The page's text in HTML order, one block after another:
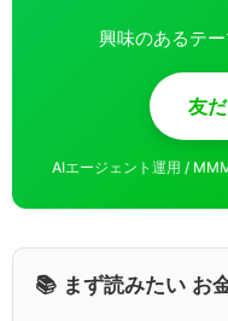
興味のあるテ
友
AIエージェント運用 /
📚 まず読みたい お